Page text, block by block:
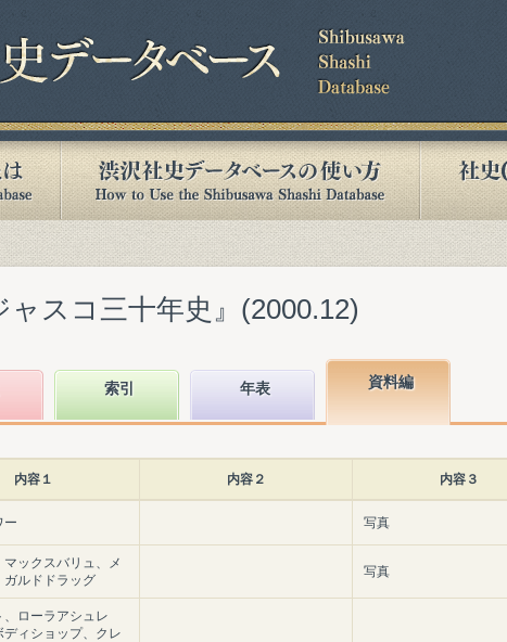
スコ三十年史』(2000.12)
索引 年表 資料編
内容１ 内容２ 内容３
ー 写真
マックスバリュ、メ
ガルドドラッグ
写真
、ローラアシュレ
ディショップ、クレ